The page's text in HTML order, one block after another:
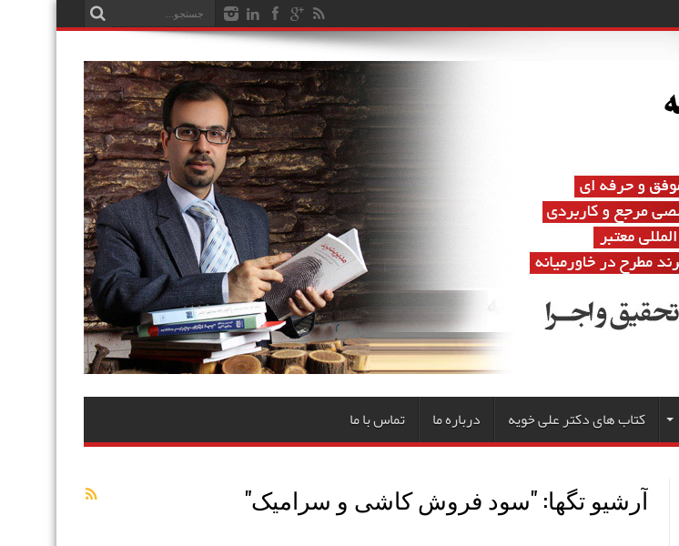
کتاب های دکتر علی خویه درباره ما تماس با ما
آرشیو تگها: "سود فروش کاشی و سرامیک"